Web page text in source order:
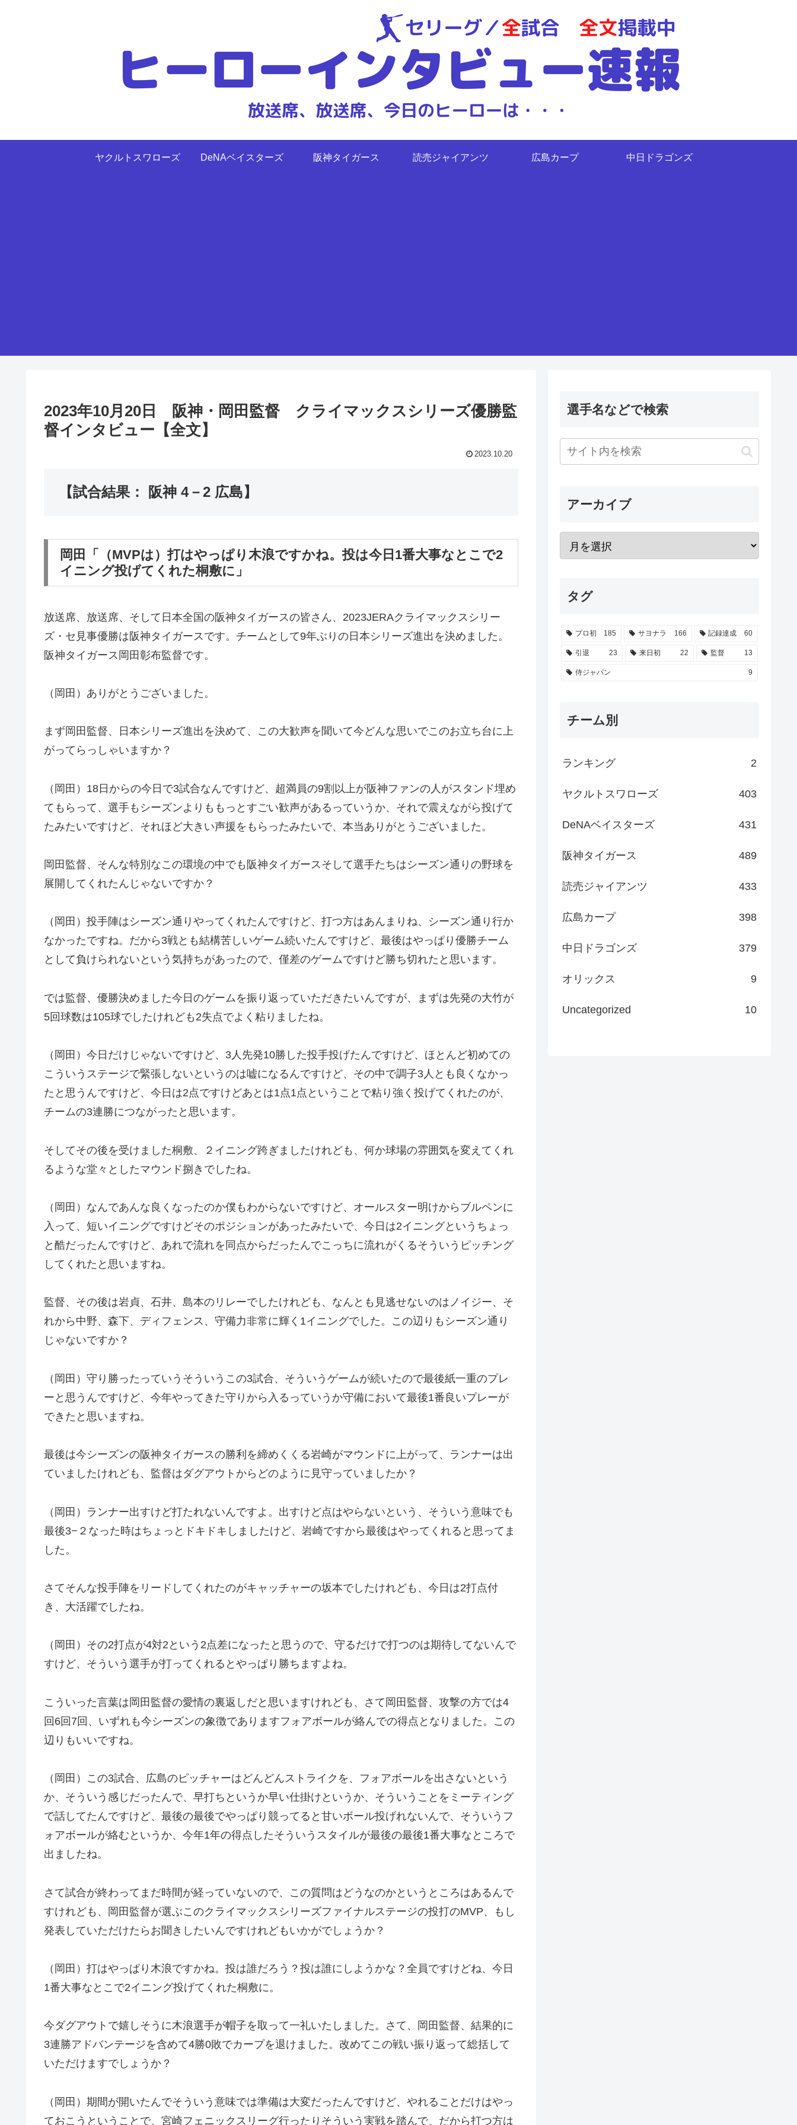
ヤクルトスワローズ DeNAベイスターズ 阪神タイガース 読売ジャイアンツ 広島カープ 中日ドラゴンズ
2023年10月20日 阪神・岡田監督 クライマックスシリーズ優勝監
督インタビュー【全文】
2023.10.20
【試合結果： 阪神 4－2 広島】
岡田「（MVPは）打はやっぱり木浪ですかね。投は今日1番大事なとこで2
イニング投げてくれた桐敷に」
放送席、放送席、そして日本全国の阪神タイガースの皆さん、2023JERAクライマックスシリー
ズ・セ見事優勝は阪神タイガースです。チームとして9年ぶりの日本シリーズ進出を決めました。
阪神タイガース岡田彰布監督です。
（岡田）ありがとうございました。
まず岡田監督、日本シリーズ進出を決めて、この大歓声を聞いて今どんな思いでこのお立ち台に上
がってらっしゃいますか？
（岡田）18日からの今日で3試合なんですけど、超満員の9割以上が阪神ファンの人がスタンド埋め
てもらって、選手もシーズンよりももっとすごい歓声があるっていうか、それで震えながら投げて
たみたいですけど、それほど大きい声援をもらったみたいで、本当ありがとうございました。
岡田監督、そんな特別なこの環境の中でも阪神タイガースそして選手たちはシーズン通りの野球を
展開してくれたんじゃないですか？
（岡田）投手陣はシーズン通りやってくれたんですけど、打つ方はあんまりね、シーズン通り行か
なかったですね。だから3戦とも結構苦しいゲーム続いたんですけど、最後はやっぱり優勝チーム
として負けられないという気持ちがあったので、僅差のゲームですけど勝ち切れたと思います。
では監督、優勝決めました今日のゲームを振り返っていただきたいんですが、まずは先発の大竹が
5回球数は105球でしたけれども2失点でよく粘りましたね。
（岡田）今日だけじゃないですけど、3人先発10勝した投手投げたんですけど、ほとんど初めての
こういうステージで緊張しないというのは嘘になるんですけど、その中で調子3人とも良くなかっ
たと思うんですけど、今日は2点ですけどあとは1点1点ということで粘り強く投げてくれたのが、
チームの3連勝につながったと思います。
そしてその後を受けました桐敷、２イニング跨ぎましたけれども、何か球場の雰囲気を変えてくれ
るような堂々としたマウンド捌きでしたね。
（岡田）なんであんな良くなったのか僕もわからないですけど、オールスター明けからブルペンに
入って、短いイニングですけどそのポジションがあったみたいで、今日は2イニングというちょっ
と酷だったんですけど、あれで流れを同点からだったんでこっちに流れがくるそういうピッチング
してくれたと思いますね。
監督、その後は岩貞、石井、島本のリレーでしたけれども、なんとも見逃せないのはノイジー、そ
れから中野、森下、ディフェンス、守備力非常に輝く1イニングでした。この辺りもシーズン通り
じゃないですか？
（岡田）守り勝ったっていうそういうこの3試合、そういうゲームが続いたので最後紙一重のプレ
ーと思うんですけど、今年やってきた守りから入るっていうか守備において最後1番良いプレーが
できたと思いますね。
最後は今シーズンの阪神タイガースの勝利を締めくくる岩崎がマウンドに上がって、ランナーは出
ていましたけれども、監督はダグアウトからどのように見守っていましたか？
（岡田）ランナー出すけど打たれないんですよ。出すけど点はやらないという、そういう意味でも
最後3−２なった時はちょっとドキドキしましたけど、岩崎ですから最後はやってくれると思ってま
した。
さてそんな投手陣をリードしてくれたのがキャッチャーの坂本でしたけれども、今日は2打点付
き、大活躍でしたね。
（岡田）その2打点が4対2という2点差になったと思うので、守るだけで打つのは期待してないんで
すけど、そういう選手が打ってくれるとやっぱり勝ちますよね。
こういった言葉は岡田監督の愛情の裏返しだと思いますけれども、さて岡田監督、攻撃の方では4
回6回7回、いずれも今シーズンの象徴でありますフォアボールが絡んでの得点となりました。この
辺りもいいですね。
（岡田）この3試合、広島のピッチャーはどんどんストライクを、フォアボールを出さないという
か、そういう感じだったんで、早打ちというか早い仕掛けというか、そういうことをミーティング
で話してたんですけど、最後の最後でやっぱり競ってると甘いボール投げれないんで、そういうフ
ォアボールが絡むというか、今年1年の得点したそういうスタイルが最後の最後1番大事なところで
出ましたね。
さて試合が終わってまだ時間が経っていないので、この質問はどうなのかというところはあるんで
すけれども、岡田監督が選ぶこのクライマックスシリーズファイナルステージの投打のMVP、もし
発表していただけたらお聞きしたいんですけれどもいかがでしょうか？
（岡田）打はやっぱり木浪ですかね。投は誰だろう？投は誰にしようかな？全員ですけどね、今日
1番大事なとこで2イニング投げてくれた桐敷に。
今ダグアウトで嬉しそうに木浪選手が帽子を取って一礼いたしました。さて、岡田監督、結果的に
3連勝アドバンテージを含めて4勝0敗でカープを退けました。改めてこの戦い振り返って総括して
いただけますでしょうか？
（岡田）期間が開いたんでそういう意味では準備は大変だったんですけど、やれることだけはやっ
ておこうということで、宮崎フェニックスリーグ行ったりそういう実戦を踏んで、だから打つ方は
選手名などで検索
アーカイブ
タグ
プロ初 185 サヨナラ 166 記録達成 60
引退 23 来日初 22 監督 13
侍ジャパン 9
チーム別
ランキング 2
ヤクルトスワローズ 403
DeNAベイスターズ 431
阪神タイガース 489
読売ジャイアンツ 433
広島カープ 398
中日ドラゴンズ 379
オリックス 9
Uncategorized 10